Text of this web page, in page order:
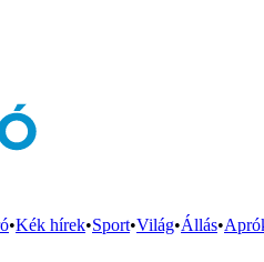
•Kék hírek•Sport•Világ•Állás•